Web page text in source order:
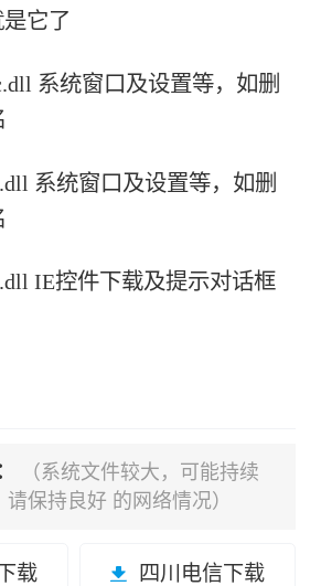
它了
系统窗口及设置等，如删
系统窗口及设置等，如删
IE控件下载及提示对话框
（系统文件较大，可能持续
保持良好 的网络情况）
载 四川电信下载